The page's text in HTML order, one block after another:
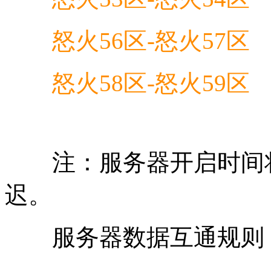
怒火56区-怒火57区
怒火58区-怒火59区
注：服务器开启时间
迟。
服务器数据互通规则